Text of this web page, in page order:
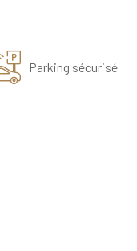
Parking sécurisé